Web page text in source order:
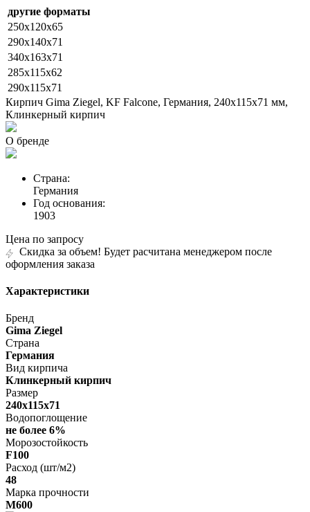
другие форматы
250x120x65
290x140x71
340x163x71
285x115x62
290x115x71
Кирпич Gima Ziegel, KF Falcone, Германия, 240х115х71 мм,
Клинкерный кирпич
О бренде
Страна:
Германия
Год основания:
1903
Цена по запросу
Скидка за объем! Будет расчитана менеджером после
оформления заказа
Характеристики
Бренд
Gima Ziegel
Страна
Германия
Вид кирпича
Клинкерный кирпич
Размер
240х115х71
Водопоглощение
не более 6%
Морозостойкость
F100
Расход (шт/м2)
48
Марка прочности
M600